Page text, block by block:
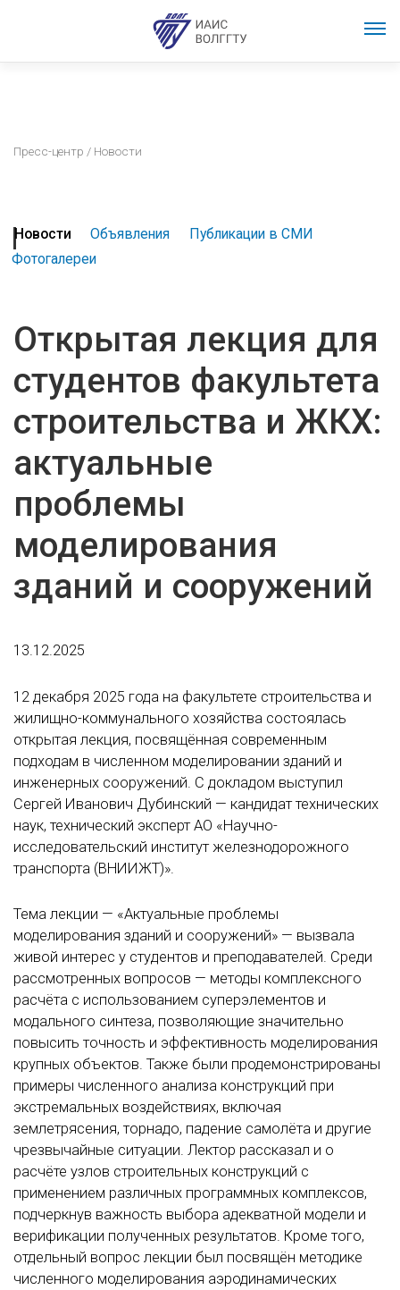
Пресс-центр / Новости
Новости Объявления
Публикации в СМИ
Фотогалереи
Открытая лекция для
студентов факультета
строительства и ЖКХ:
актуальные
проблемы
моделирования
зданий и сооружений
13.12.2025
12 декабря 2025 года на факультете строительства и
жилищно-коммунального хозяйства состоялась
открытая лекция, посвящённая современным
подходам в численном моделировании зданий и
инженерных сооружений. С докладом выступил
Сергей Иванович Дубинский — кандидат технических
наук, технический эксперт АО «Научно-
исследовательский институт железнодорожного
транспорта (ВНИИЖТ)».
Тема лекции — «Актуальные проблемы
моделирования зданий и сооружений» — вызвала
живой интерес у студентов и преподавателей. Среди
рассмотренных вопросов — методы комплексного
расчёта с использованием суперэлементов и
модального синтеза, позволяющие значительно
повысить точность и эффективность моделирования
крупных объектов. Также были продемонстрированы
примеры численного анализа конструкций при
экстремальных воздействиях, включая
землетрясения, торнадо, падение самолёта и другие
чрезвычайные ситуации. Лектор рассказал и о
расчёте узлов строительных конструкций с
применением различных программных комплексов,
подчеркнув важность выбора адекватной модели и
верификации полученных результатов. Кроме того,
отдельный вопрос лекции был посвящён методике
численного моделирования аэродинамических